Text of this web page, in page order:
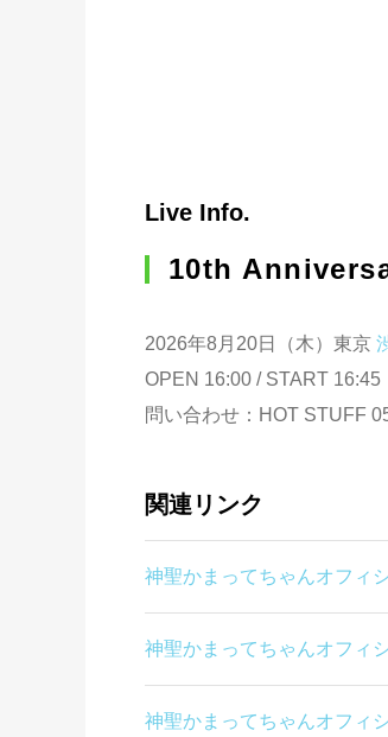
Live Info.
10th
2026年8月20日（木）東京
OPEN 16:00 / START 16:45
問い合わせ：HOT STUFF
関連リンク
神聖かまってちゃんオフィ
神聖かまってちゃんオフィ
神聖かまってちゃんオフィ